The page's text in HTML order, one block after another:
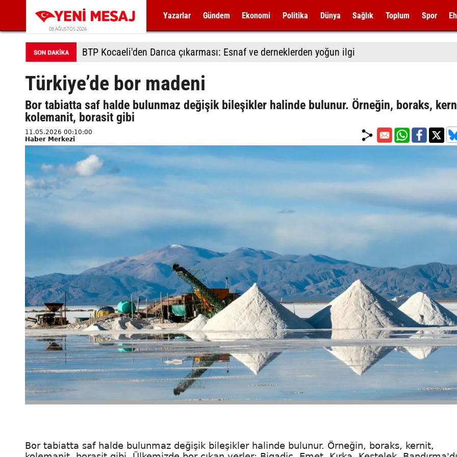
08 AĞUSTOS 2026
Yazarlar Gündem Ekonomi Politika Dünya Sağlık Toplum Spor
BTP Kocaeli'den Darıca çıkarması: Esnaf ve derneklerden yoğun ilgi
Türkiye’de bor madeni
Bor tabiatta saf halde bulunmaz değişik bileşikler halinde bulunur. Örneğin, boraks,
kolemanit, borasit gibi
11.05.2026 00:10:00
Haber Merkezi
Bor tabiatta saf halde bulunmaz değişik bileşikler halinde bulunur. Örneğin, boraks, kernit,